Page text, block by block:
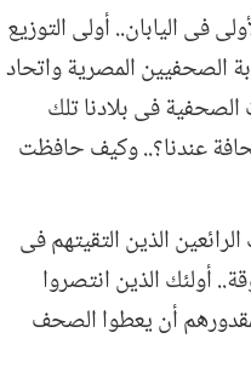
فى اليابان.. أولى التوزيع
الصحفيين المصرية واتحاد
فى بلادنا تلك
عندنا؟.. وكيف حافظت
الذين التقيتهم فى
أولئك الذين انتصروا
أن يعطوا الصحف